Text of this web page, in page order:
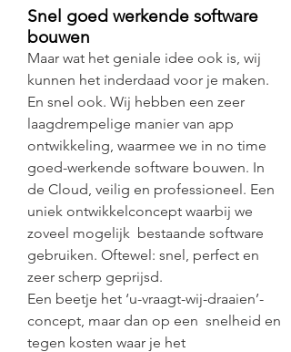
Snel goed werkende software
bouwen
Maar wat het geniale idee ook is, wij
kunnen het inderdaad voor je maken.
En snel ook. Wij hebben een zeer
laagdrempelige manier van app
ontwikkeling, waarmee we in no time
goed-werkende software bouwen. In
de Cloud, veilig en professioneel. Een
uniek ontwikkelconcept waarbij we
zoveel mogelijk bestaande software
gebruiken. Oftewel: snel, perfect en
zeer scherp geprijsd.
Een beetje het ‘u-vraagt-wij-draaien’-
concept, maar dan op een snelheid en
tegen kosten waar je het